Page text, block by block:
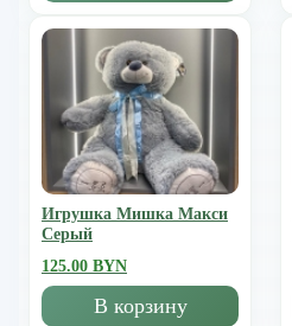
Игрушка Мишка Mакси
Серый
125.00 BYN
В корзину